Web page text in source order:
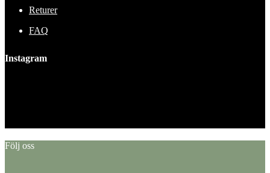
Returer
FAQ
Instagram
Följ oss